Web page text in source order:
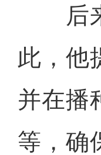
后来
此，他
并在播
等，确